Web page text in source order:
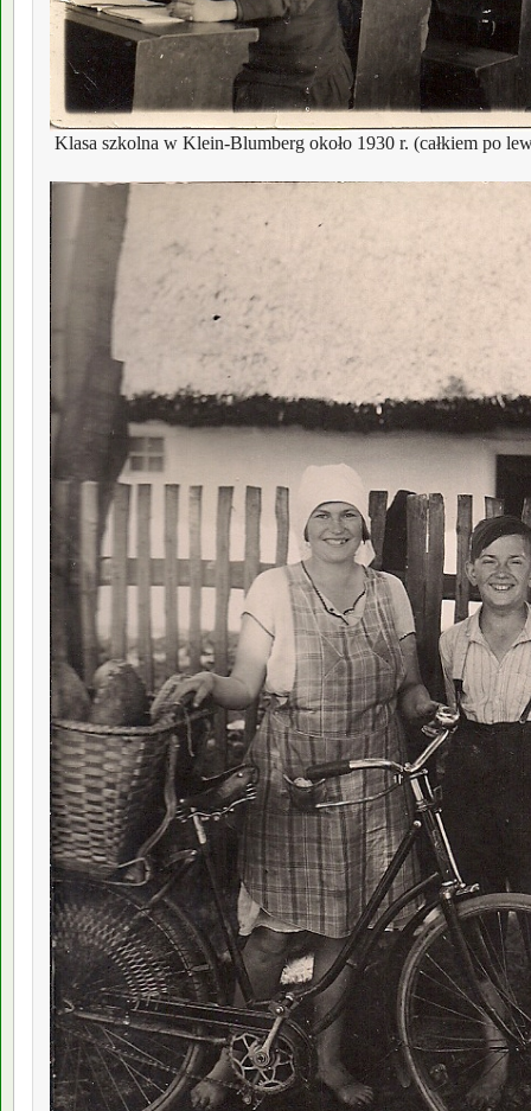
Klasa szkolna w Klein-Blumberg około 1930 r. (całkiem po